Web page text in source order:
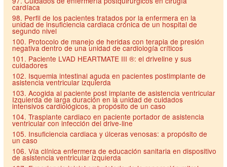
cardíaca
98. Perfil de los pacientes tratados por la enfermera en la
unidad de insuficiencia cardiaca crónica de un hospital de
segundo nivel
100. Protocolo de manejo de heridas con terapia de presión
negativa dentro de una unidad de cardiología críticos
101. Paciente LVAD HEARTMATE III ®: el driveline y sus
cuidadores
102. Isquemia intestinal aguda en pacientes postimplante de
asistencia ventricular izquierda
103. Acogida al paciente post implante de asistencia ventricular
Izquierda de larga duración en la unidad de cuidados
intensivos cardiológicos, a propósito de un caso
104. Trasplante cardiaco en paciente portador de asistencia
ventricular con infección del drive-line
105. Insuficiencia cardiaca y úlceras venosas: a propósito de
un caso
106. Vía clínica enfermera de educación sanitaria en dispositivo
de asistencia ventricular izquierda